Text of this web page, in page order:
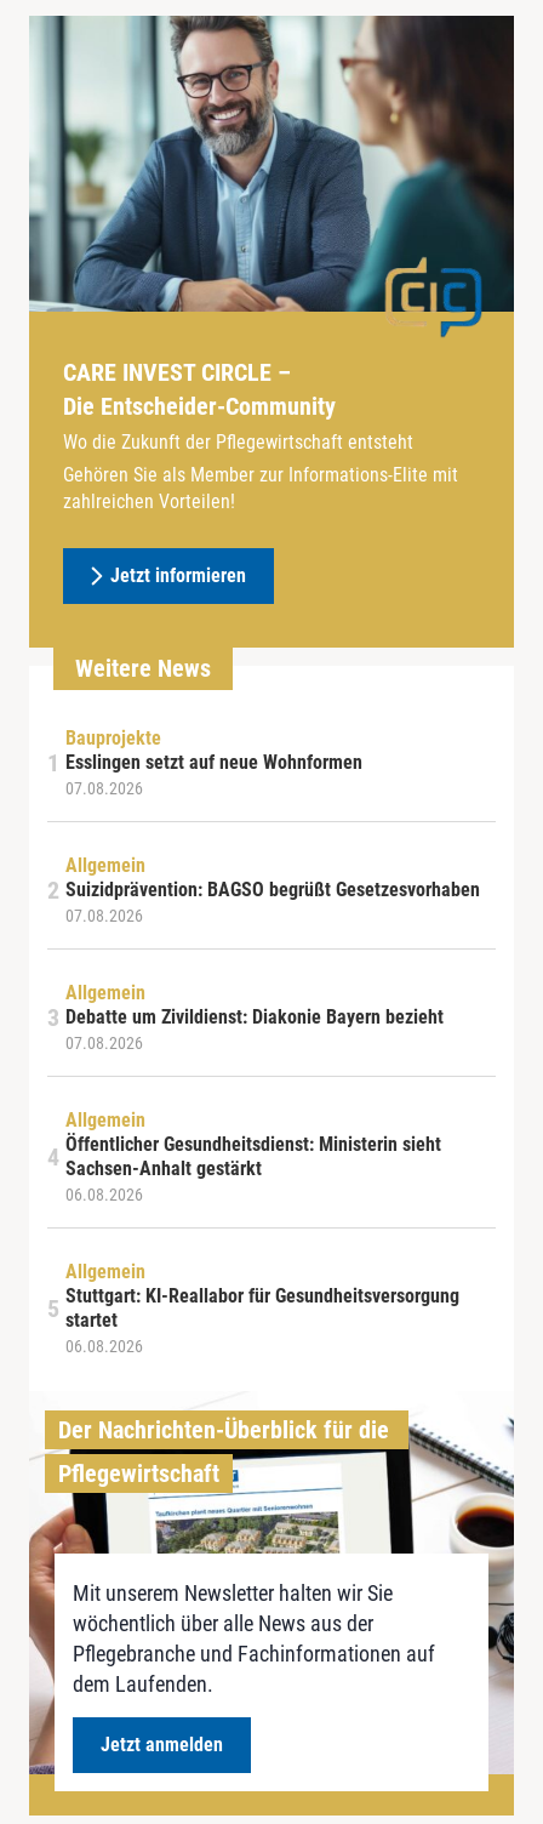
CARE INVEST CIRCLE –
Die Entscheider-Community
Wo die Zukunft der Pflegewirtschaft entsteht
Gehören Sie als Member zur Informations-Elite mit
zahlreichen Vorteilen!
Jetzt informieren
Weitere News
Bauprojekte
Esslingen setzt auf neue Wohnformen
07.08.2026
Allgemein
Suizidprävention: BAGSO begrüßt Gesetzesvorhaben
07.08.2026
Allgemein
Debatte um Zivildienst: Diakonie Bayern bezieht
07.08.2026
Allgemein
Öffentlicher Gesundheitsdienst: Ministerin sieht
Sachsen-Anhalt gestärkt
06.08.2026
Allgemein
Stuttgart: KI-Reallabor für Gesundheitsversorgung
startet
06.08.2026
Der Nachrichten-Überblick für die
Pflegewirtschaft
Mit unserem Newsletter halten wir Sie
wöchentlich über alle News aus der
Pflegebranche und Fachinformationen auf
dem Laufenden.
Jetzt anmelden